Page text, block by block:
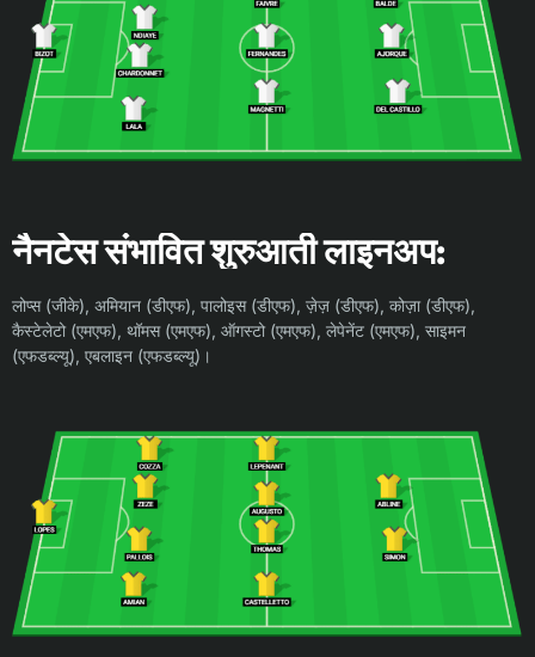
नैनटेस संभावित शुरुआती लाइनअप:
लोप्स (जीके), अमियान (डीएफ), पालोइस (डीएफ), ज़ेज़ (डीएफ), कोज़ा (डीएफ),
कैस्टेलेटो (एमएफ), थॉमस (एमएफ), ऑगस्टो (एमएफ), लेपेनेंट (एमएफ), साइमन
(एफडब्ल्यू), एबलाइन (एफडब्ल्यू)।